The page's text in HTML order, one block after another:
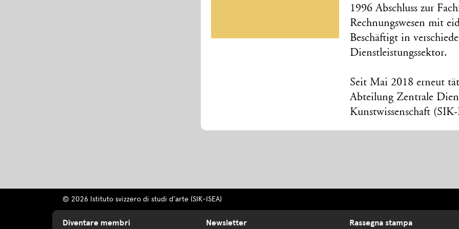
1996 Abschluss zur
Rechnungswesen mit
Beschäftigt in
Dienstleistungssektor.
Seit Mai 2018 erneut
Abteilung Zentrale
Kunstwissenschaft
© 2026 Istituto svizzero di studi d'arte (SIK-ISEA)
Diventare membri Newsletter Rassegna stampa